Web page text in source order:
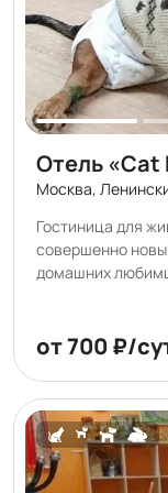
Отель «Cat
Москва,
Гостиница для
совершенно
домашних
любовь и преданность
кошек «Cat
безопасности: •
сигнализация. •
дымоудаления • Контроль
«Cat Hilton» •
от 700 ₽/